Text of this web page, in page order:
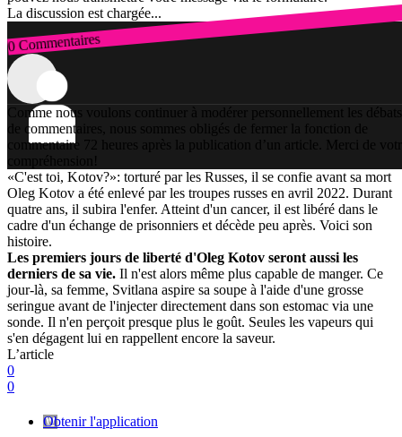
La discussion est chargée...
0 Commentaires
Connexion
Comme nous voulons continuer à modérer personnellement les débats
de commentaires, nous sommes obligés de fermer la fonction de
commentaire 72 heures après la publication d’un article. Merci de
compréhension!
«C'est toi, Kotov?»: torturé par les Russes, il se confie avant sa mort
Oleg Kotov a été enlevé par les troupes russes en avril 2022. Durant
quatre ans, il subira l'enfer. Atteint d'un cancer, il est libéré dans le
cadre d'un échange de prisonniers et décède peu après. Voici son
histoire.
Les premiers jours de liberté d'Oleg Kotov seront aussi les
derniers de sa vie. Il n'est alors même plus capable de manger. Ce
jour-là, sa femme, Svitlana aspire sa soupe à l'aide d'une grosse
seringue avant de l'injecter directement dans son estomac via une
sonde. Il n'en perçoit presque plus le goût. Seules les vapeurs qui
s'en dégagent lui en rappellent encore la saveur.
L’article
0
0
Obtenir l'application